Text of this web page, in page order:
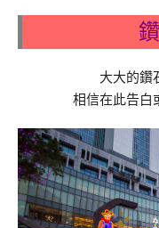
大大的鑽
相信在此告白